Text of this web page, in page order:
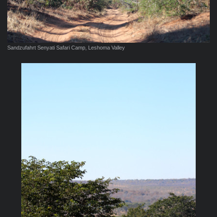
Sandzufahrt Senyati Safari Camp, Leshoma Valley